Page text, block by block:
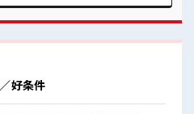
待ちしております！ 休憩室でホッと一
カーあり！ 安心してお仕事に集中♪
好条件